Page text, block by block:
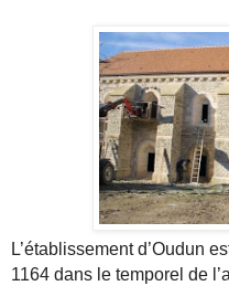
L’établissement d’Oudun
1164 dans le temporel de